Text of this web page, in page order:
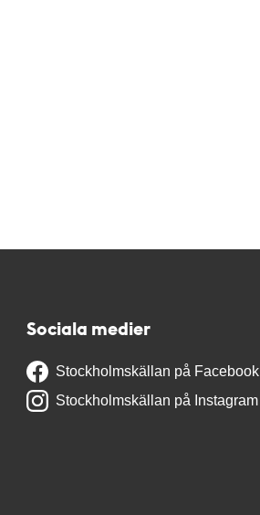
Sociala medier
Stockholmskällan på Facebook
Stockholmskällan på Instagram